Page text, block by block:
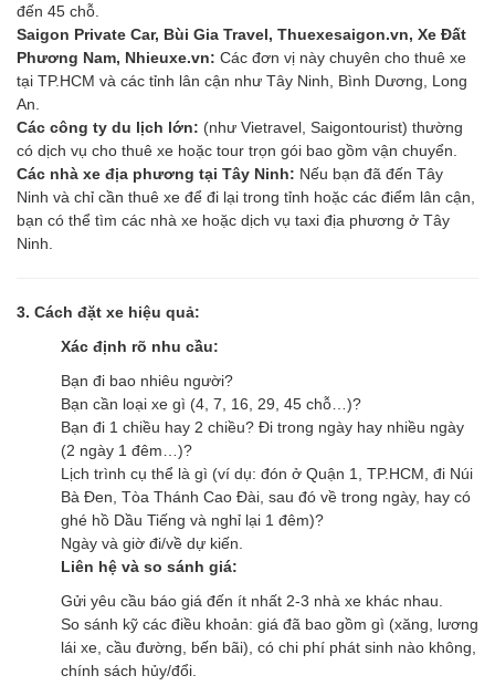
đến 45 chỗ.
Saigon Private Car, Bùi Gia Travel, Thuexesaigon.vn, Xe Đất
Phương Nam, Nhieuxe.vn: Các đơn vị này chuyên cho thuê xe
tại TP.HCM và các tỉnh lân cận như Tây Ninh, Bình Dương, Long
An.
Các công ty du lịch lớn: (như Vietravel, Saigontourist) thường
có dịch vụ cho thuê xe hoặc tour trọn gói bao gồm vận chuyển.
Các nhà xe địa phương tại Tây Ninh: Nếu bạn đã đến Tây
Ninh và chỉ cần thuê xe để đi lại trong tỉnh hoặc các điểm lân cận,
bạn có thể tìm các nhà xe hoặc dịch vụ taxi địa phương ở Tây
Ninh.
3. Cách đặt xe hiệu quả:
Xác định rõ nhu cầu:
Bạn đi bao nhiêu người?
Bạn cần loại xe gì (4, 7, 16, 29, 45 chỗ…)?
Bạn đi 1 chiều hay 2 chiều? Đi trong ngày hay nhiều ngày
(2 ngày 1 đêm…)?
Lịch trình cụ thể là gì (ví dụ: đón ở Quận 1, TP.HCM, đi Núi
Bà Đen, Tòa Thánh Cao Đài, sau đó về trong ngày, hay có
ghé hồ Dầu Tiếng và nghỉ lại 1 đêm)?
Ngày và giờ đi/về dự kiến.
Liên hệ và so sánh giá:
Gửi yêu cầu báo giá đến ít nhất 2-3 nhà xe khác nhau.
So sánh kỹ các điều khoản: giá đã bao gồm gì (xăng, lương
lái xe, cầu đường, bến bãi), có chi phí phát sinh nào không,
chính sách hủy/đổi.